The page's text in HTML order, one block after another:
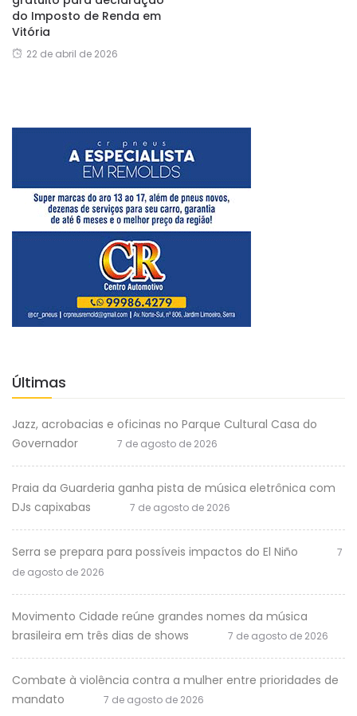
do Imposto de Renda em
Vitória
22 de abril de 2026
Últimas
Jazz, acrobacias e oficinas no Parque Cultural Casa do
Governador
7 de agosto de 2026
Praia da Guarderia ganha pista de música eletrônica com
DJs capixabas
7 de agosto de 2026
Serra se prepara para possíveis impactos do El Niño
7
de agosto de 2026
Movimento Cidade reúne grandes nomes da música
brasileira em três dias de shows
7 de agosto de 2026
Combate à violência contra a mulher entre prioridades de
mandato
7 de agosto de 2026